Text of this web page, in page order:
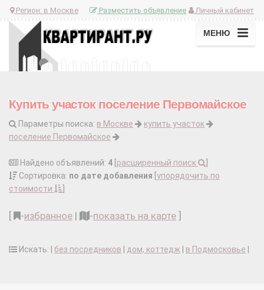
Регион: в Москве Личный кабинет
Разместить объявление
МЕНЮ
Купить участок поселение Первомайское
Параметры поиска: в Москве
купить участок
поселение Первомайское
Найдено объявлений: 4 расширенный поиск
Сортировка: по дате добавления упорядочить по
стоимости
-избранное | -показать на карте
Искать: | без посредников дом, коттедж в Подмосковье